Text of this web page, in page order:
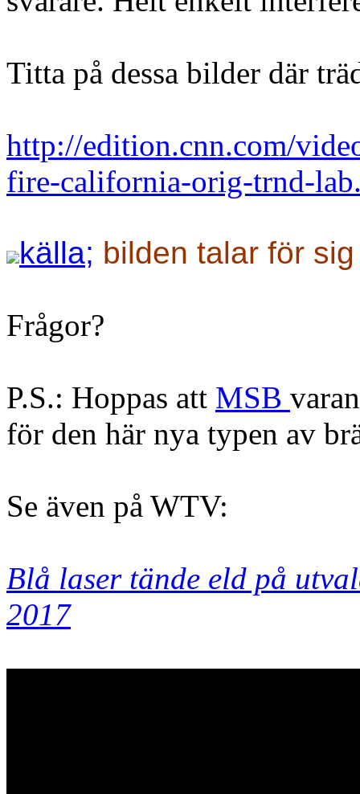
Titta på dessa bilder där
http://edition.cnn.com/
fire-california-orig-trnd-
källa; bilden talar för
Frågor?
P.S.: Hoppas att MSB
för den här nya typen av
Se även på WTV:
Blå laser tände eld på
2017